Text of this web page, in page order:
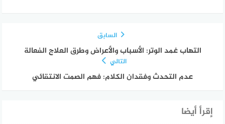
السابق
التهاب غمد الوتر: الأسباب والأعراض وطرق العلاج الفعالة
التالي
عدم التحدث وفقدان الكلام: فهم الصمت الانتقائي
إقرأ أيضا